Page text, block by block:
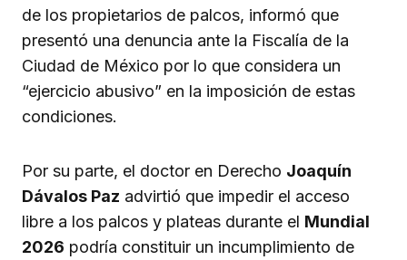
de los propietarios de palcos, informó que
presentó una denuncia ante la Fiscalía de la
Ciudad de México por lo que considera un
“ejercicio abusivo” en la imposición de estas
condiciones.
Por su parte, el doctor en Derecho Joaquín
Dávalos Paz advirtió que impedir el acceso
libre a los palcos y plateas durante el Mundial
2026 podría constituir un incumplimiento de